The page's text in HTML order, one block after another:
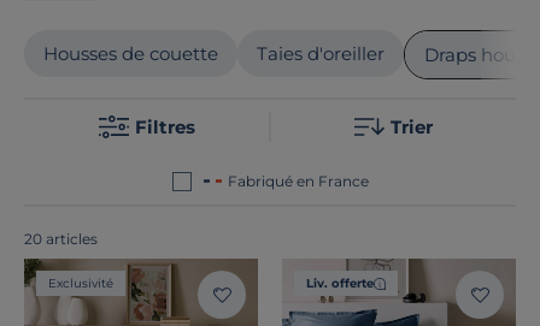
offre des qualités uniques. Chez Camif, nos draps-
housses haut de gamme allient tissage serré, qualité
commun de nos draps housse ? Ils sont tousfabriqués
Housses de couette Taies d'oreiller Draps
Filtres Trier
Fabriqué en France
20 articles
Exclusivité Liv. offerte